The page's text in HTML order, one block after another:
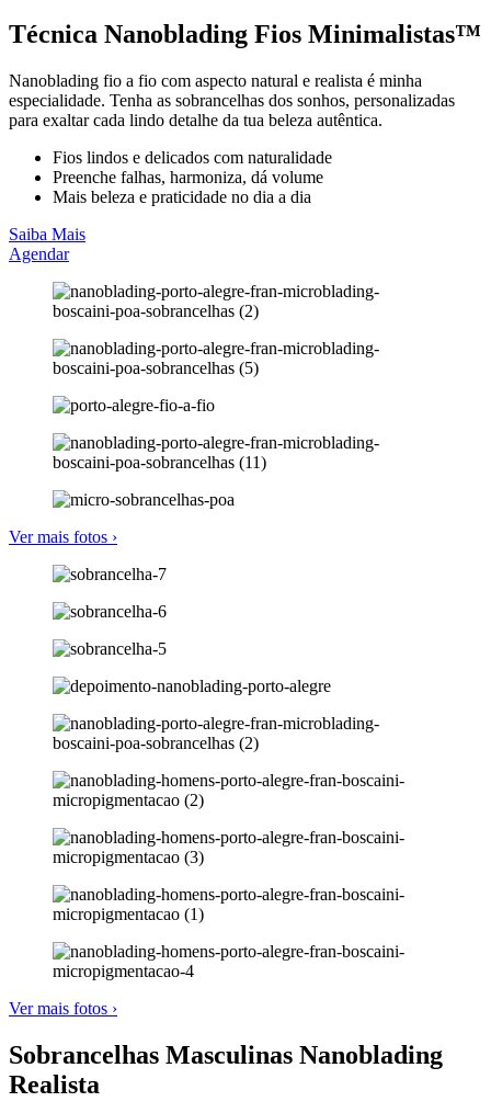
Técnica Nanoblading Fios Minimalistas™
Nanoblading fio a fio com aspecto natural e realista é minha
especialidade. Tenha as sobrancelhas dos sonhos, personalizadas
para exaltar cada lindo detalhe da tua beleza autêntica.
Fios lindos e delicados com naturalidade
Preenche falhas, harmoniza, dá volume
Mais beleza e praticidade no dia a dia
Saiba Mais
Agendar
Ver mais fotos ›
Ver mais fotos ›
Sobrancelhas Masculinas Nanoblading
Realista